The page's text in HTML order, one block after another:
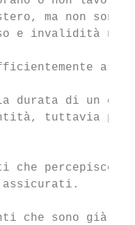
ma non sono
e invalidità né
durata di un
tuttavia
che
che sono già